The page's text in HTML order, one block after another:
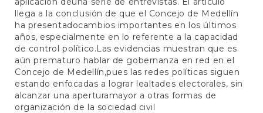
llega a la conclusión de que el Concejo de Medellín
ha presentadocambios importantes en los últimos
años, especialmente en lo referente a la capacidad
de control político.Las evidencias muestran que es
aún prematuro hablar de gobernanza en red en el
Concejo de Medellín,pues las redes políticas siguen
estando enfocadas a lograr lealtades electorales, sin
alcanzar una aperturamayor a otras formas de
organización de la sociedad civil